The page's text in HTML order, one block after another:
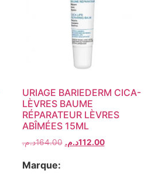
URIAGE BARIEDERM CICA-
LÈVRES BAUME
RÉPARATEUR LÈVRES
ABÎMÉES 15ML
164.00د.م. 112.00د.م.
Marque: